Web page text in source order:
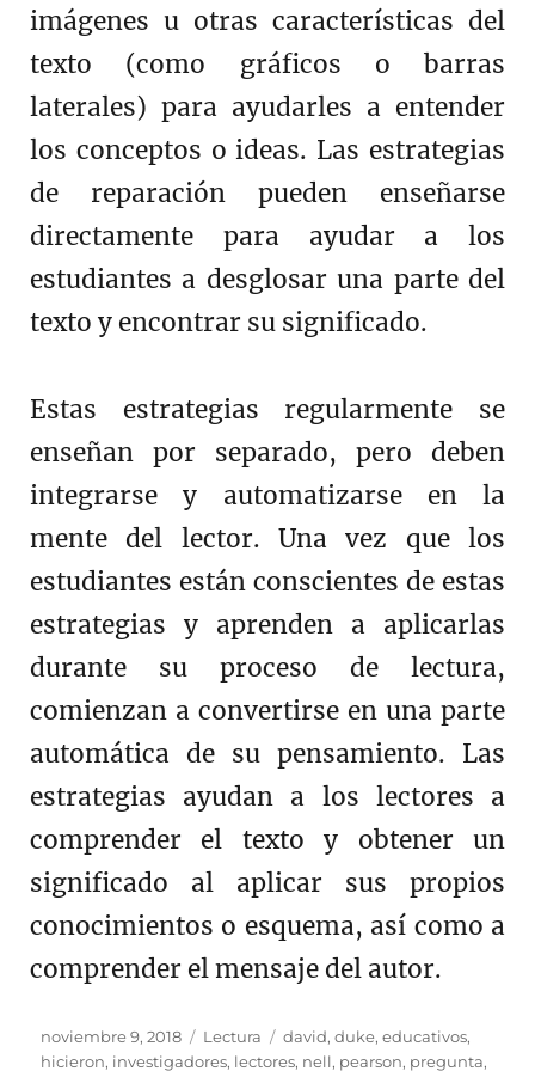
imágenes u otras características del
texto (como gráficos o barras
laterales) para ayudarles a entender
los conceptos o ideas. Las estrategias
de reparación pueden enseñarse
directamente para ayudar a los
estudiantes a desglosar una parte del
texto y encontrar su significado.
Estas estrategias regularmente se
enseñan por separado, pero deben
integrarse y automatizarse en la
mente del lector. Una vez que los
estudiantes están conscientes de estas
estrategias y aprenden a aplicarlas
durante su proceso de lectura,
comienzan a convertirse en una parte
automática de su pensamiento. Las
estrategias ayudan a los lectores a
comprender el texto y obtener un
significado al aplicar sus propios
conocimientos o esquema, así como a
comprender el mensaje del autor.
Publicado
el
noviembre 9, 2018 Categorías
Lectura Etiquetas
david,duke,educativos,
hicieron, investigadores, lectores, nell, pearson, pregunta,